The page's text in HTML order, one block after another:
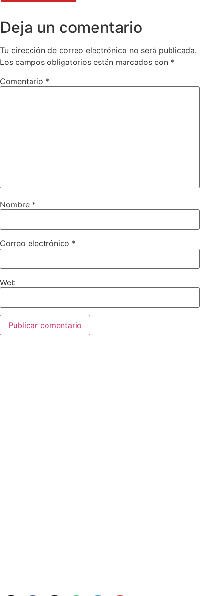
Deja un comentario
Tu dirección de correo electrónico no será publicada.
Los campos obligatorios están marcados con *
Comentario *
Nombre *
Correo electrónico *
Web